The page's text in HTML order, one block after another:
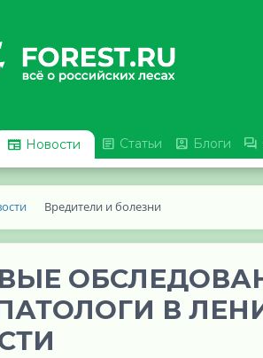
 Новости  Статьи  Блоги 
Вредители и болезни
В